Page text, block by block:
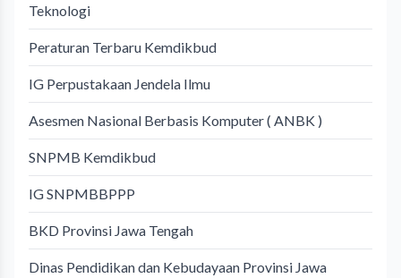
Teknologi
Peraturan Terbaru Kemdikbud
IG Perpustakaan Jendela Ilmu
Asesmen Nasional Berbasis Komputer ( ANBK )
SNPMB Kemdikbud
IG SNPMBBPPP
BKD Provinsi Jawa Tengah
Dinas Pendidikan dan Kebudayaan Provinsi Jawa